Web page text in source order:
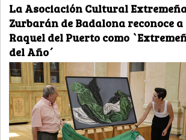
La Asociación Cultural
Zurbarán de Badalona reconoce a
Raquel del Puerto como
del Año´